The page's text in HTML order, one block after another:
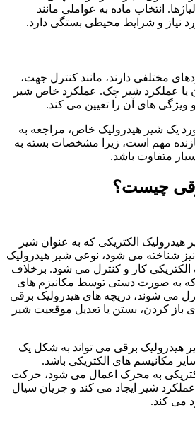
انتخاب ماده به عواملی مانند
نیاز و شرایط محیطی بستگی دارد.
مختلفی دارند، مانند کنترل جهت،
یا عملکرد شیر چک. عملکرد خاص شیر
ویژگی های آن را تعیین می کند.
یک شیر هیدرولیک خاص، مراجعه به
مهم است، زیرا مشخصات بسته به
متفاوت باشد.
چیست؟
هیدرولیک الکتریکی که به عنوان شیر
شناخته می شود، نوعی شیر هیدرولیک
کار و کنترل می شود. برخلاف
به صورت دستی توسط مکانیزم های
می شوند، دریچه های هیدرولیک برقی
باز کردن، بستن یا تعدیل موقعیت شیر
هیدرولیک برقی می تواند به شکل یک
مکانیسم های الکتریکی باشد.
به محرک اعمال می شود، حرکت
شیر ایجاد می کند و جریان سیال
می کند.